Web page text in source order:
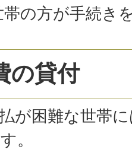
帯の方が手続き
の貸付
が困難な世帯
。